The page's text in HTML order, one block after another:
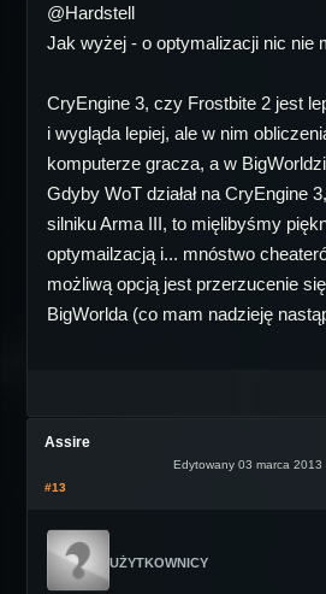
@Hardstell
Jak wyżej - o optymalizacji nic nie
CryEngine 3, czy Frostbite 2 jest
i wygląda lepiej, ale w nim
komputerze gracza, a w
Gdyby WoT działał na CryEngine
silniku Arma III, to mięlibyśmy
optymailzacją i... mnóstwo
możliwą opcją jest przerzucenie
BigWorlda (co mam nadzieję
Assire
Edytowany 03 marca 2013
#13
UŻYTKOWNICY